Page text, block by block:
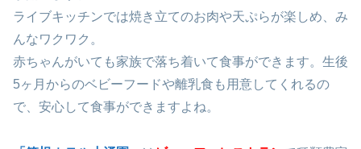
ライブキッチンでは焼き立てのお肉や天ぷらが楽しめ、み
んなワクワク。
赤ちゃんがいても家族で落ち着いて食事ができます。生後
5ヶ月からのベビーフードや離乳食も用意してくれるの
で、安心して食事ができますよね。